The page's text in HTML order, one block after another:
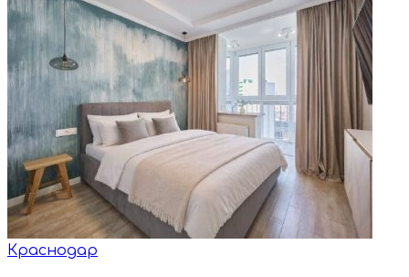
Краснодар